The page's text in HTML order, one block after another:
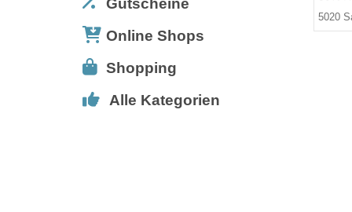
Online Shops
Shopping
Alle Kategorien
5020